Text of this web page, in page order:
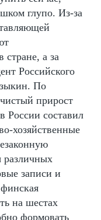
глупо. Из-за
стране, а за
Российского
По
прирост
России составил
хозяйственные
различных
записи и
на шестах
формовать